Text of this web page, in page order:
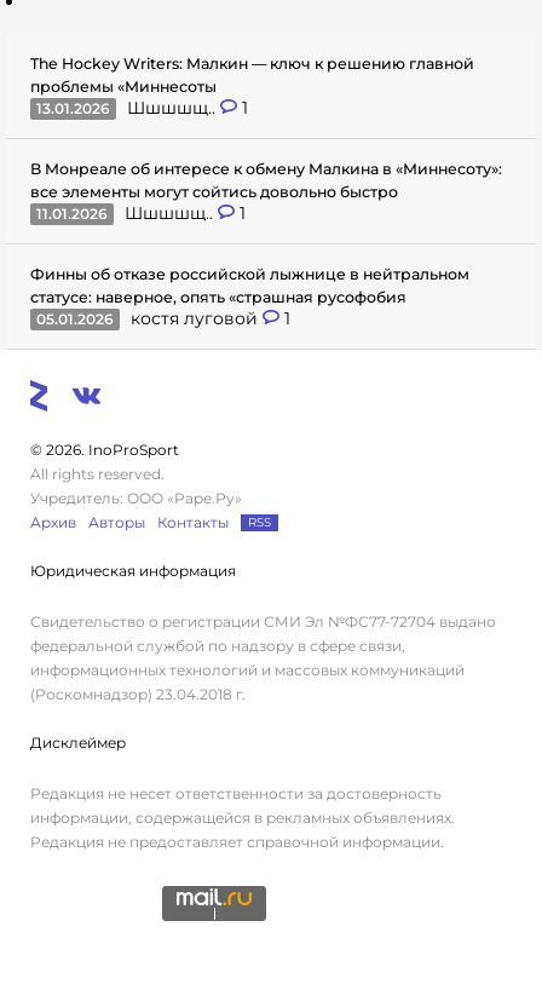
The Hockey Writers: Малкин — ключ к решению главной
проблемы «Миннесоты
13.01.2026
Шшшшщ.. 1
В Монреале об интересе к обмену Малкина в «Миннесоту»:
все элементы могут сойтись довольно быстро
11.01.2026
Шшшшщ.. 1
Финны об отказе российской лыжнице в нейтральном
статусе: наверное, опять «страшная русофобия
05.01.2026
костя луговой 1
© 2026. InoProSport
All rights reserved.
Учредитель: ООО «Раре.Ру»
Архив
Авторы Контакты RSS
Юридическая информация
Свидетельство о регистрации СМИ Эл №ФС77-72704 выдано
федеральной службой по надзору в сфере связи,
информационных технологий и массовых коммуникаций
(Роскомнадзор) 23.04.2018 г.
Дисклеймер
Редакция не несет ответственности за достоверность
информации, содержащейся в рекламных объявлениях.
Редакция не предоставляет справочной информации.